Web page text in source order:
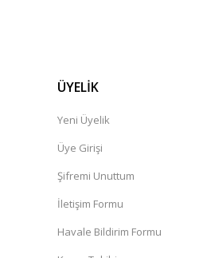
ÜYELİK
Yeni Üyelik
Üye Girişi
Şifremi Unuttum
İletişim Formu
Havale Bildirim Formu